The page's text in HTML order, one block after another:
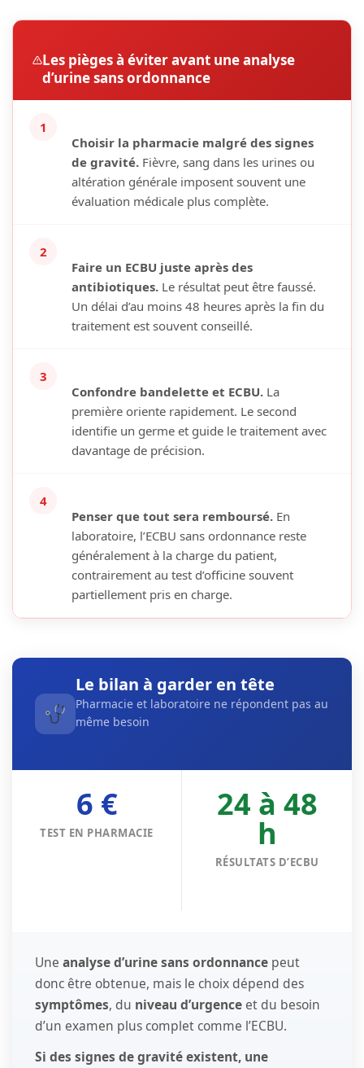
Les pièges à éviter avant une analyse
d’urine sans ordonnance
1
Choisir la pharmacie malgré des signes
de gravité. Fièvre, sang dans les urines ou
altération générale imposent souvent une
évaluation médicale plus complète.
2
Faire un ECBU juste après des
antibiotiques. Le résultat peut être faussé.
Un délai d’au moins 48 heures après la fin du
traitement est souvent conseillé.
3
Confondre bandelette et ECBU. La
première oriente rapidement. Le second
identifie un germe et guide le traitement avec
davantage de précision.
4
Penser que tout sera remboursé. En
laboratoire, l’ECBU sans ordonnance reste
généralement à la charge du patient,
contrairement au test d’officine souvent
partiellement pris en charge.
Le bilan à garder en tête
Pharmacie et laboratoire ne répondent pas au
même besoin
6 €
TEST EN PHARMACIE
24 à 48
h
RÉSULTATS D’ECBU
Une analyse d’urine sans ordonnance peut
donc être obtenue, mais le choix dépend des
symptômes, du niveau d’urgence et du besoin
d’un examen plus complet comme l’ECBU.
Si des signes de gravité existent, une